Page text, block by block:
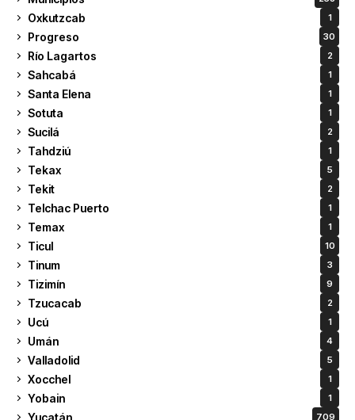
Oxkutzcab 1
Progreso 30
Río Lagartos 2
Sahcabá 1
Santa Elena 1
Sotuta 1
Sucilá 2
Tahdziú 1
Tekax 5
Tekit 2
Telchac Puerto 1
Temax 1
Ticul 10
Tinum 3
Tizimín 9
Tzucacab 2
Ucú 1
Umán 4
Valladolid 5
Xocchel 1
Yobain 1
Yucatán 709